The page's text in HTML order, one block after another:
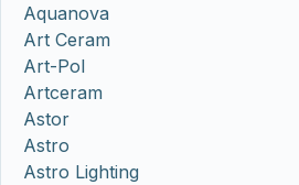
Aquanova
Art Ceram
Art-Pol
Artceram
Astor
Astro
Astro Lighting